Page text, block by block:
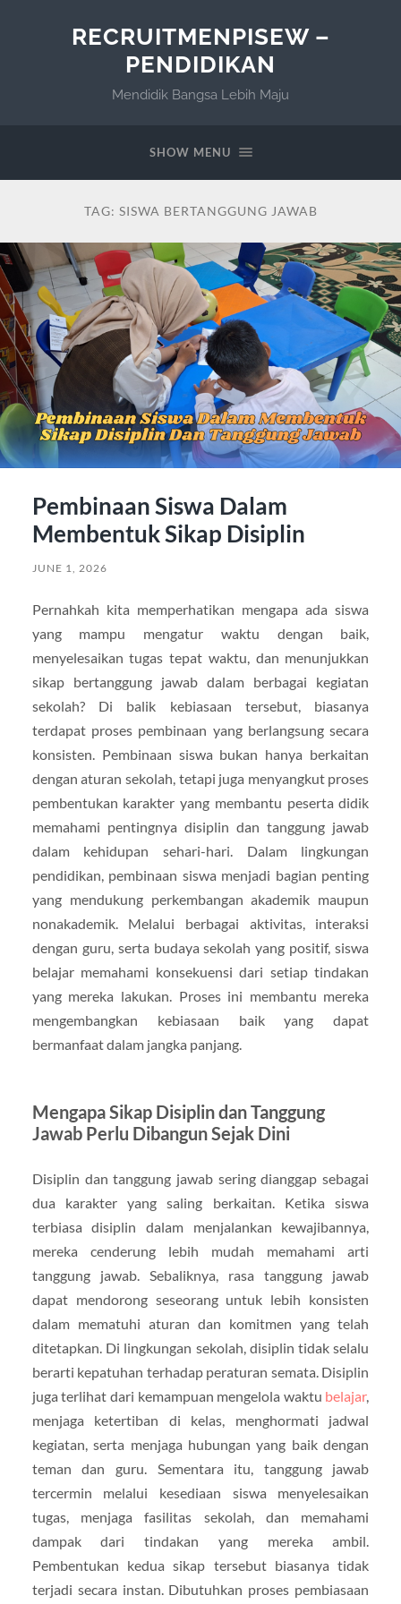
RECRUITMENPISEW –
PENDIDIKAN
Mendidik Bangsa Lebih Maju
SHOW MENU
TAG: SISWA BERTANGGUNG JAWAB
Pembinaan Siswa Dalam
Membentuk Sikap Disiplin
JUNE 1, 2026
Pernahkah kita memperhatikan mengapa ada siswa
yang mampu mengatur waktu dengan baik,
menyelesaikan tugas tepat waktu, dan menunjukkan
sikap bertanggung jawab dalam berbagai kegiatan
sekolah? Di balik kebiasaan tersebut, biasanya
terdapat proses pembinaan yang berlangsung secara
konsisten. Pembinaan siswa bukan hanya berkaitan
dengan aturan sekolah, tetapi juga menyangkut proses
pembentukan karakter yang membantu peserta didik
memahami pentingnya disiplin dan tanggung jawab
dalam kehidupan sehari-hari. Dalam lingkungan
pendidikan, pembinaan siswa menjadi bagian penting
yang mendukung perkembangan akademik maupun
nonakademik. Melalui berbagai aktivitas, interaksi
dengan guru, serta budaya sekolah yang positif, siswa
belajar memahami konsekuensi dari setiap tindakan
yang mereka lakukan. Proses ini membantu mereka
mengembangkan kebiasaan baik yang dapat
bermanfaat dalam jangka panjang.
Mengapa Sikap Disiplin dan Tanggung
Jawab Perlu Dibangun Sejak Dini
Disiplin dan tanggung jawab sering dianggap sebagai
dua karakter yang saling berkaitan. Ketika siswa
terbiasa disiplin dalam menjalankan kewajibannya,
mereka cenderung lebih mudah memahami arti
tanggung jawab. Sebaliknya, rasa tanggung jawab
dapat mendorong seseorang untuk lebih konsisten
dalam mematuhi aturan dan komitmen yang telah
ditetapkan. Di lingkungan sekolah, disiplin tidak selalu
berarti kepatuhan terhadap peraturan semata. Disiplin
juga terlihat dari kemampuan mengelola waktu belajar,
menjaga ketertiban di kelas, menghormati jadwal
kegiatan, serta menjaga hubungan yang baik dengan
teman dan guru. Sementara itu, tanggung jawab
tercermin melalui kesediaan siswa menyelesaikan
tugas, menjaga fasilitas sekolah, dan memahami
dampak dari tindakan yang mereka ambil.
Pembentukan kedua sikap tersebut biasanya tidak
terjadi secara instan. Dibutuhkan proses pembiasaan